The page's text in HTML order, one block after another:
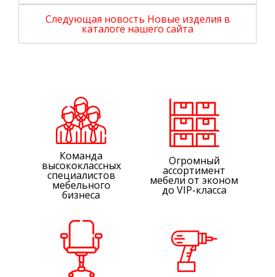
Следующая новость Новые изделия в
каталоге нашего сайта
Команда
высококлассных
специалистов
мебельного
бизнеса
Огромный
ассортимент
мебели от эконом
до VIP-класса